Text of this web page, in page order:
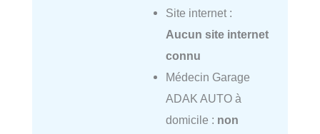
Site internet :
Aucun site internet
connu
Médecin Garage
ADAK AUTO à
domicile : non